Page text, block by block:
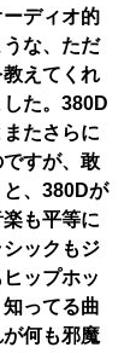
ディオ的
な、ただ
えてくれ
た。380D
たさらに
すが、敢
、380Dが
も平等に
ックもジ
ップホッ
ってる曲
何も邪魔